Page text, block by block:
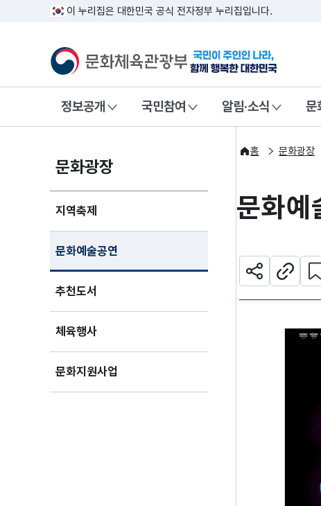
이 누리집은 대한민국 공식 전자정부 누리집입니다.
문화체육관광부국민이 주인
정보공개 국민참여 알림·소식 문
문화광장
지역축제
문화예술공연
추천도서
체육행사
문화지원사업
홈 문화광장
문화예
공유하기주소복
관